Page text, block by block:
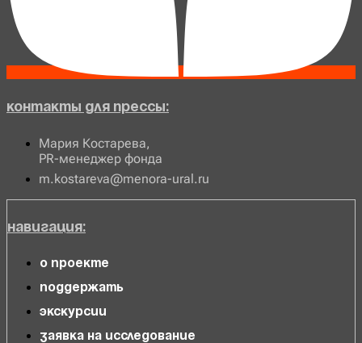
Контакты для прессы:
Мария Костарева,
PR-менеджер фонда
m.kostareva@menora-ural.ru
Навигация:
О проекте
Поддержать
Экскурсии
Заявка на исследование